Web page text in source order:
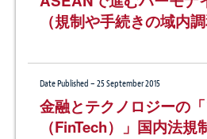
（規制や手続きの域内
Date Published – 25 September 2015
金融とテクノロジーの
（FinTech）」国内法規